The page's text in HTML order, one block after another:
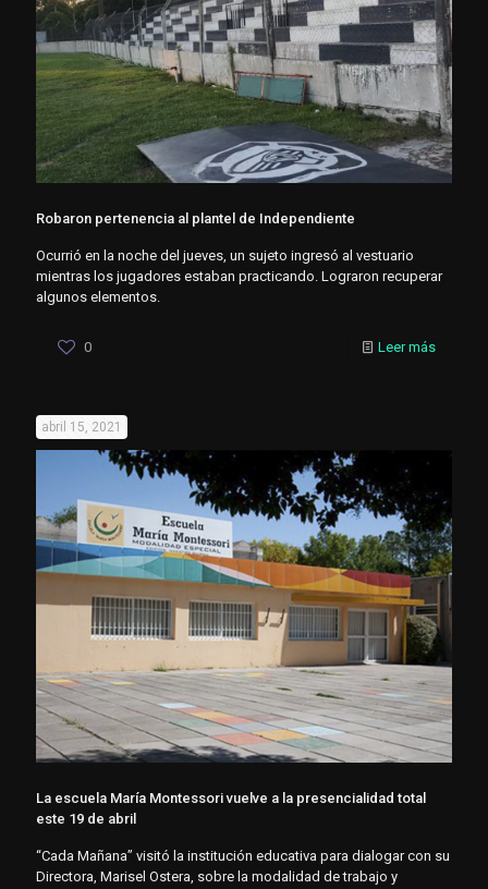
Robaron pertenencia al plantel de Independiente
Ocurrió en la noche del jueves, un sujeto ingresó al vestuario
mientras los jugadores estaban practicando. Lograron recuperar
algunos elementos.
0 Leer más
abril 15, 2021
La escuela María Montessori vuelve a la presencialidad total
este 19 de abril
“Cada Mañana” visitó la institución educativa para dialogar con su
Directora, Marisel Ostera, sobre la modalidad de trabajo y